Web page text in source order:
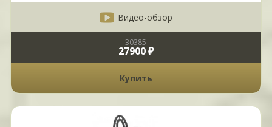
Видео-обзор
30385
27900 ₽
Купить